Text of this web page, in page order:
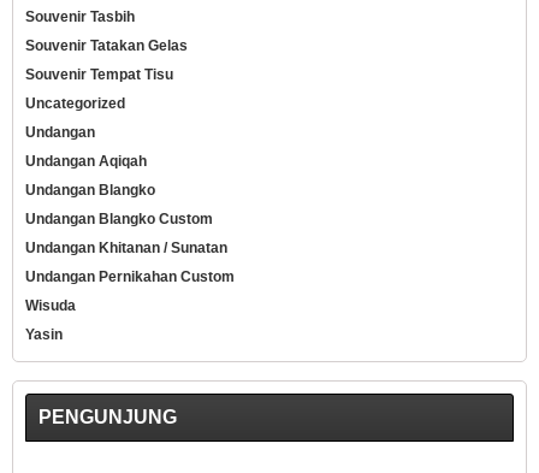
Souvenir Tasbih
Souvenir Tatakan Gelas
Souvenir Tempat Tisu
Uncategorized
Undangan
Undangan Aqiqah
Undangan Blangko
Undangan Blangko Custom
Undangan Khitanan / Sunatan
Undangan Pernikahan Custom
Wisuda
Yasin
PENGUNJUNG